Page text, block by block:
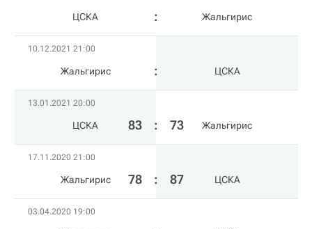
ЦСКА Жальгирис
10.12.2021 21:00
Жальгирис ЦСКА
13.01.2021 20:00
ЦСКА 83 : 73 Жальгирис
17.11.2020 21:00
Жальгирис 78 : 87 ЦСКА
03.04.2020 19:00